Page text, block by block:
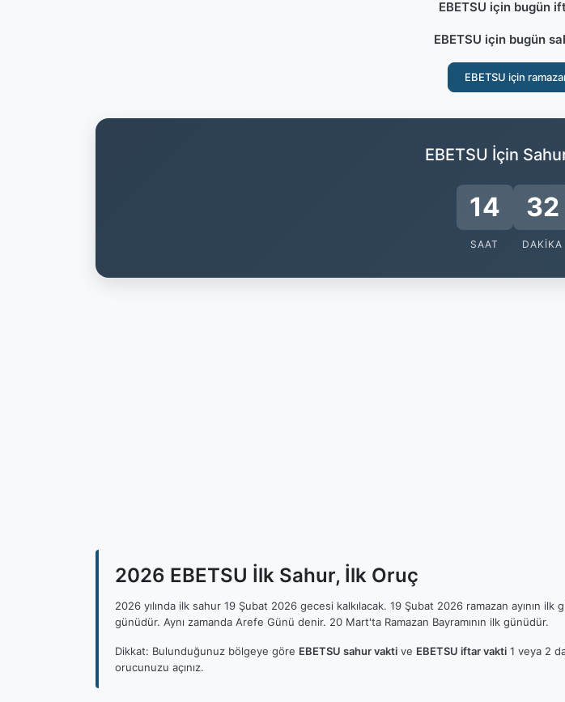
EBETSU için bugün
EBETSU için bugün
EBETSU için
EBETSU İçin
14
SAAT
32
DAKIKA
2026 EBETSU İlk Sahur, İlk Oruç
2026 yılında ilk sahur 19 Şubat 2026 gecesi kalkılacak. 19 Şubat 2026 ramazan ayının
günüdür. Aynı zamanda Arefe Günü denir. 20 Mart'ta Ramazan Bayramının ilk günüdür.
Dikkat: Bulunduğunuz bölgeye göre EBETSU sahur vakti ve EBETSU iftar vakti 1 veya 2
orucunuzu açınız.